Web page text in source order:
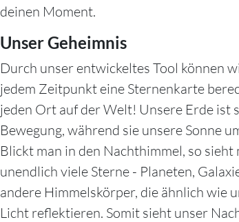
deinen Moment.
Unser Geheimnis
Durch unser entwickeltes Tool können
jedem Zeitpunkt eine Sternenkarte
jeden Ort auf der Welt! Unsere Erde ist
Bewegung, während sie unsere Sonne
Blickt man in den Nachthimmel, so sieht
unendlich viele Sterne - Planeten,
andere Himmelskörper, die ähnlich wie
Licht reflektieren. Somit sieht unser